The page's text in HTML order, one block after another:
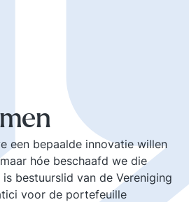
een bepaalde innovatie willen
hóe beschaafd we die
is bestuurslid van de Vereniging
voor de portefeuille